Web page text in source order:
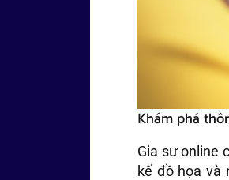
Khám phá
Gia sư online
kế đồ họa và